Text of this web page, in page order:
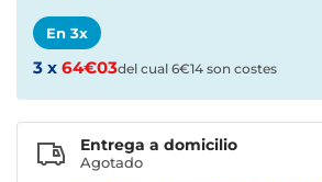
En 3x
3 x 64€03del cual 6€14 son costes
Entrega a domicilio
Agotado